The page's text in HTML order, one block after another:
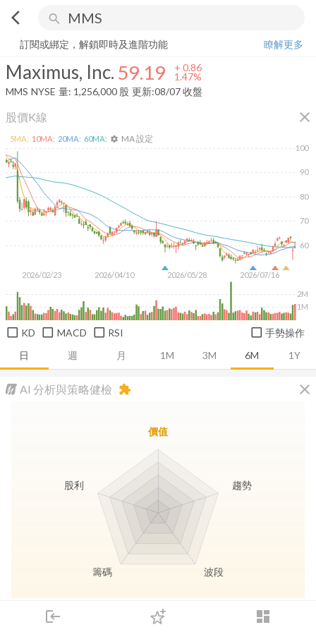
arrow_back_ios search
login dashboard
下單
Maximus, Inc. 59.19 +
訂閱或綁定，解鎖即時及進階功能
瞭解更多
Maximus, Inc. 59.19 + 0.86
1.47%
MMS NYSE 量: 1,256,000 股 更新:08/07 收盤
股價K線 close
日 週 月 1M 3M 6M 1Y
2026/02/23 2026/04/10 2026/05/28 2026/07/16
60
70
80
90
100
1M
2M
5MA: 10MA: 20MA: 60MA: settings MA 設定
KD MACD RSI 手勢操作
AI 分析與策略健檢 close
extension
長線價值 存股收息
價值
趨勢
波段
籌碼
股利